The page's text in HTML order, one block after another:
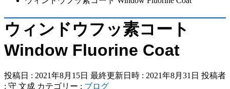
ウィンドウフッ素コート
Window Fluorine Coat
投稿日 : 2021年8月15日 最終更新日時 : 2021年8月31日 投稿者
: 守 文成 カテゴリー : ブログ